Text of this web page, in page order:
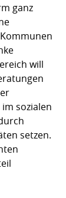
ganz
will
sozialen
setzen.